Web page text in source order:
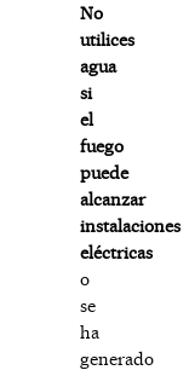
No
utilices
agua
si
el
fuego
puede
alcanzar
instalaciones
eléctricas
o
se
ha
generado